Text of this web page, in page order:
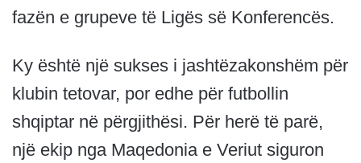
fazën e grupeve të Ligës së Konferencës.
Ky është një sukses i jashtëzakonshëm për
klubin tetovar, por edhe për futbollin
shqiptar në përgjithësi. Për herë të parë,
një ekip nga Maqedonia e Veriut siguron